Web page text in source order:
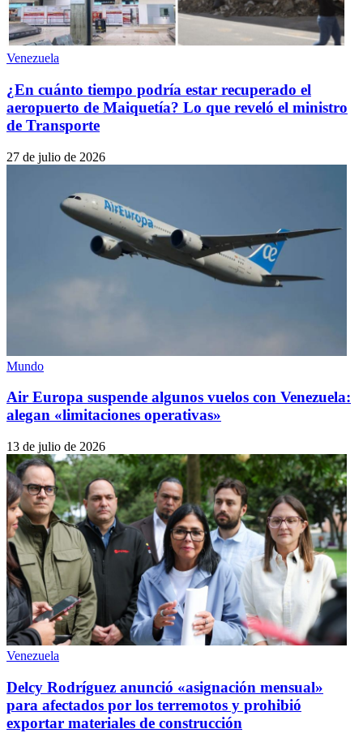
Venezuela
¿En cuánto tiempo podría estar recuperado el
aeropuerto de Maiquetía? Lo que reveló el ministro
de Transporte
27 de julio de 2026
Mundo
Air Europa suspende algunos vuelos con Venezuela:
alegan «limitaciones operativas»
13 de julio de 2026
Venezuela
Delcy Rodríguez anunció «asignación mensual»
para afectados por los terremotos y prohibió
exportar materiales de construcción